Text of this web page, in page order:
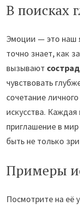
В поисках
Эмоции — это наш
точно знает, как
вызывают
чувствовать
сочетание
искусства.
приглашение в
быть не только
Примеры
Посмотрите на её